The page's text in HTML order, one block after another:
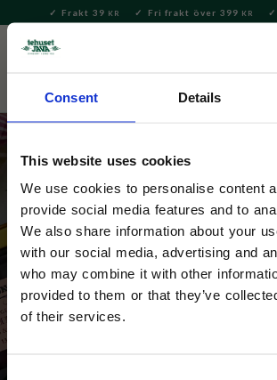
Consent Details
This website uses cookies
We use cookies to personalise content
provide social media features and to
We also share information about your
with our social media, advertising and
who may combine it with other
provided to them or that they’ve
of their services.
Meny
Frakt 39 KR Fri frakt över 399 KR
Walker's
Shortbread och kakor som är goda